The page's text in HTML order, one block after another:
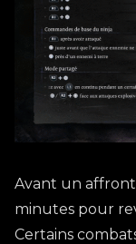
Avant un
minutes pour
Certains